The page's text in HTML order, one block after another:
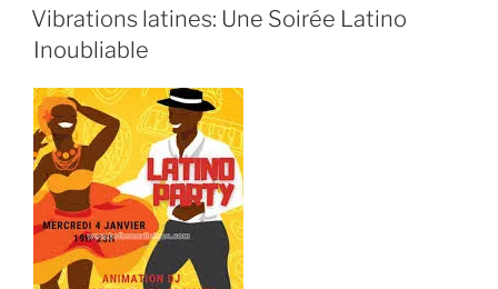
LE
Vibrations latines: Une Soirée Latino
Inoubliable